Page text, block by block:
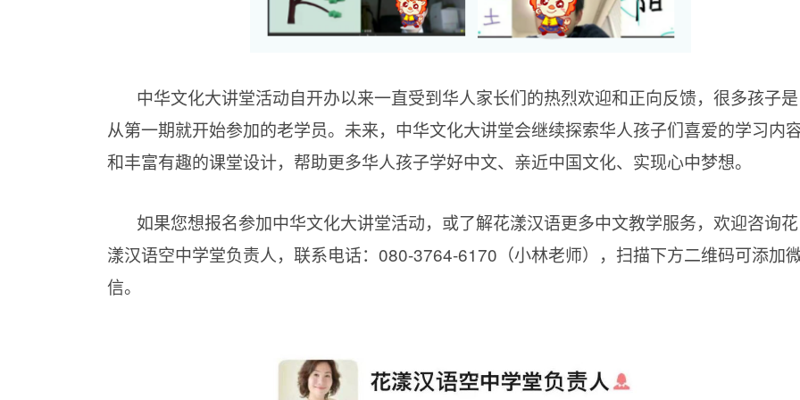
中华文化大讲堂活动自开办以来一直受到华人家长们的热烈欢迎和正向反馈，很多孩子是
从第一期就开始参加的老学员。未来，中华文化大讲堂会继续探索华人孩子们喜爱的学习内
和丰富有趣的课堂设计，帮助更多华人孩子学好中文、亲近中国文化、实现心中梦想。
如果您想报名参加中华文化大讲堂活动，或了解花漾汉语更多中文教学服务，欢迎咨询花
漾汉语空中学堂负责人，联系电话：080-3764-6170（小林老师），扫描下方二维码可添加
信。